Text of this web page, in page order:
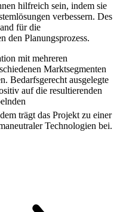
hilfreich sein, indem sie
verbessern. Des
für die
den Planungsprozess.
mit mehreren
Marktsegmenten
Bedarfsgerecht ausgelegte
auf die resultierenden
trägt das Projekt zu einer
Technologien bei.